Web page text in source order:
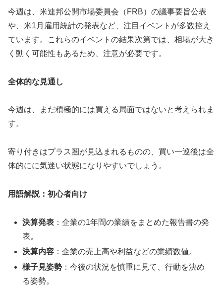
今週は、米連邦公開市場委員会（FRB）の議事要旨公表
や、米1月雇用統計の発表など、注目イベントが多数控え
ています。これらのイベントの結果次第では、相場が大き
く動く可能性もあるため、注意が必要です。
全体的な見通し
今週は、まだ積極的には買える局面ではないと考えられま
す。
寄り付きはプラス圏が見込まれるものの、買い一巡後は全
体的にに気迷い状態になりやすいでしょう。
用語解説：初心者向け
決算発表 ：企業の1年間の業績をまとめた報告書の発
表。
決算内容 ：企業の売上高や利益などの業績数値。
様子見姿勢 ：今後の状況を慎重に見て、行動を決め
る姿勢。